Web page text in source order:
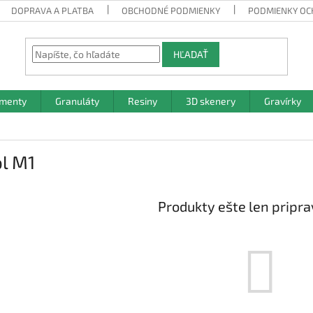
DOPRAVA A PLATBA OBCHODNÉ PODMIENKY PODMIENKY
HĽADAŤ
Granuláty Resiny 3D skenery Gravírky
M1
Produkty ešte len